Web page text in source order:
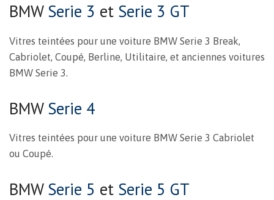
BMW Serie 3 et Serie 3 GT
Vitres teintées pour une voiture BMW Serie 3 Break,
Cabriolet, Coupé, Berline, Utilitaire, et anciennes voitures
BMW Serie 3.
BMW Serie 4
Vitres teintées pour une voiture BMW Serie 3 Cabriolet
ou Coupé.
BMW Serie 5 et Serie 5 GT